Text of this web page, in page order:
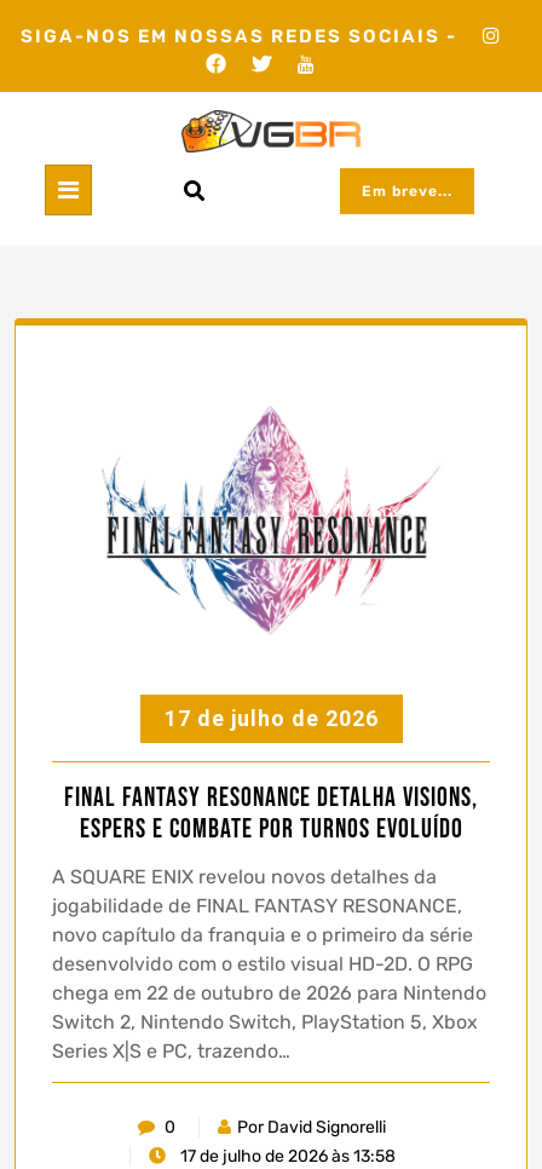
SIGA-NOS EM NOSSAS REDES SOCIAIS -
Em breve...
17 de julho de 2026
FINAL FANTASY RESONANCE detalha Visions,
Espers e combate por turnos evoluído
A SQUARE ENIX revelou novos detalhes da
jogabilidade de FINAL FANTASY RESONANCE,
novo capítulo da franquia e o primeiro da série
desenvolvido com o estilo visual HD-2D. O RPG
chega em 22 de outubro de 2026 para Nintendo
Switch 2, Nintendo Switch, PlayStation 5, Xbox
Series X|S e PC, trazendo…
0
Por David Signorelli
17 de julho de 2026 às 13:58